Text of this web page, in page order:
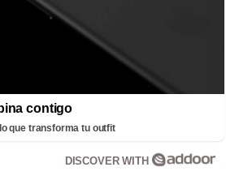
contigo
que transforma tu outfit
DISCOVER WITH